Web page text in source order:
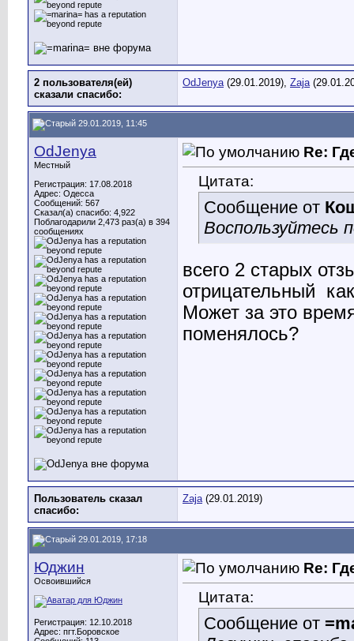
2 пользователя(ей)
сказали cпасибо:
OdJenya(29.01.2019), Zaja
29.01.2019, 11:45
OdJenya
Местный
Регистрация: 17.08.2018
Адрес: Одесса
Сообщений: 567
Сказал(а) спасибо: 4,922
Поблагодарили 2,473 раз(а) в 394
сообщениях
Re:
Цитата:
Сообщение от
Воспользуйтесь
всего 2 старых
отрицательный
Может за это
поменялось?
Пользователь сказал
cпасибо:
Zaja(29.01.2019)
29.01.2019, 17:18
Юджин
Освоившийся
Регистрация: 12.10.2018
Адрес: пгт.Боровское
Re:
Цитата:
Сообщение от